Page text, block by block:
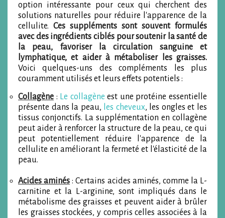
option intéressante pour ceux qui cherchent des
solutions naturelles pour réduire l'apparence de la
cellulite. Ces suppléments sont souvent formulés
avec des ingrédients ciblés pour soutenir la santé de
la peau, favoriser la circulation sanguine et
lymphatique, et aider à métaboliser les graisses.
Voici quelques-uns des compléments les plus
couramment utilisés et leurs effets potentiels :
Collagène : Le collagène est une protéine essentielle
présente dans la peau, les cheveux, les ongles et les
tissus conjonctifs. La supplémentation en collagène
peut aider à renforcer la structure de la peau, ce qui
peut potentiellement réduire l'apparence de la
cellulite en améliorant la fermeté et l'élasticité de la
peau.
Acides aminés : Certains acides aminés, comme la L-
carnitine et la L-arginine, sont impliqués dans le
métabolisme des graisses et peuvent aider à brûler
les graisses stockées, y compris celles associées à la